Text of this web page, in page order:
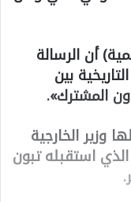
أن الرسالة
بين
المشترك».
وزير الخارجية
استقبله تبون